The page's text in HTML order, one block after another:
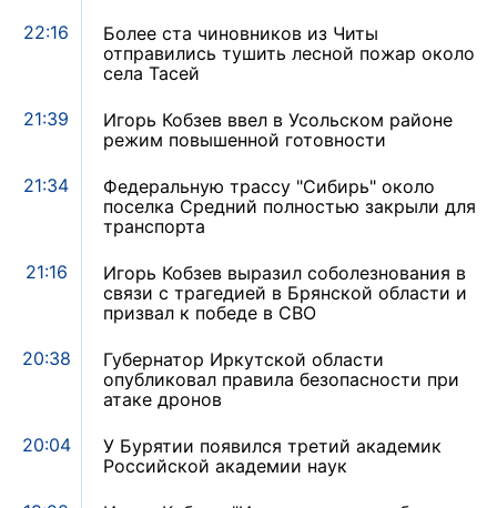
22:16
Более ста чиновников из Читы
отправились тушить лесной пожар около
села Тасей
21:39
Игорь Кобзев ввел в Усольском районе
режим повышенной готовности
21:34
Федеральную трассу "Сибирь" около
поселка Средний полностью закрыли для
транспорта
21:16
Игорь Кобзев выразил соболезнования в
связи с трагедией в Брянской области и
призвал к победе в СВО
20:38
Губернатор Иркутской области
опубликовал правила безопасности при
атаке дронов
20:04
У Бурятии появился третий академик
Российской академии наук